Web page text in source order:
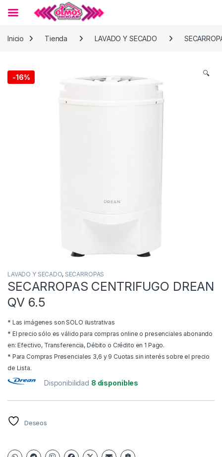
Inicio
Tienda LAVADO Y SECADO
-16% 🔍
LAVADO Y SECADO, SECARROPAS
SECARROPAS CENTRIFUGO DREAN
QV 6.5
* Las imágenes son SOLO ilustrativas
* El precio sólo es válido para compras online o presenciales abonando
en: Efectivo, Transferencia, Débito o Crédito en 1 Pago.
* Para Compras Presenciales 3,6 y 9 Cuotas sin interés sobre el precio
de Lista.
Disponibilidad 8 disponibles
Deseos